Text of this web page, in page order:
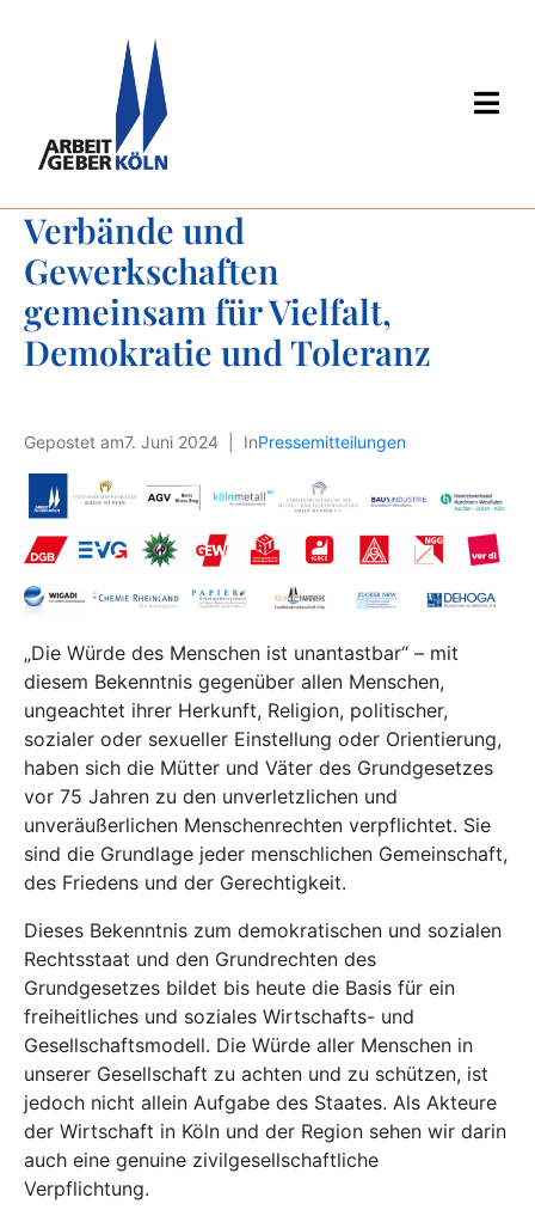
Verbände und
Gewerkschaften
gemeinsam für Vielfalt,
Demokratie und Toleranz
Gepostet am7. Juni 2024 InPressemitteilungen
„Die Würde des Menschen ist unantastbar“ – mit
diesem Bekenntnis gegenüber allen Menschen,
ungeachtet ihrer Herkunft, Religion, politischer,
sozialer oder sexueller Einstellung oder Orientierung,
haben sich die Mütter und Väter des Grundgesetzes
vor 75 Jahren zu den unverletzlichen und
unveräußerlichen Menschenrechten verpflichtet. Sie
sind die Grundlage jeder menschlichen Gemeinschaft,
des Friedens und der Gerechtigkeit.
Dieses Bekenntnis zum demokratischen und sozialen
Rechtsstaat und den Grundrechten des
Grundgesetzes bildet bis heute die Basis für ein
freiheitliches und soziales Wirtschafts- und
Gesellschaftsmodell. Die Würde aller Menschen in
unserer Gesellschaft zu achten und zu schützen, ist
jedoch nicht allein Aufgabe des Staates. Als Akteure
der Wirtschaft in Köln und der Region sehen wir darin
auch eine genuine zivilgesellschaftliche
Verpflichtung.